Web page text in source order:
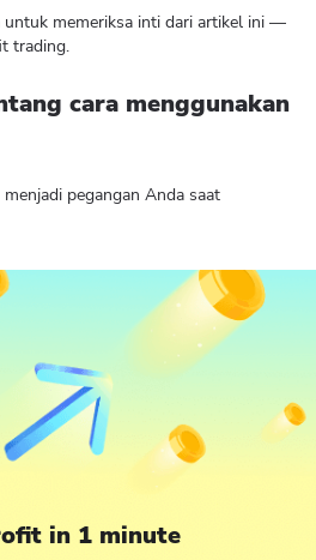
untuk memeriksa inti dari artikel ini —
trading.
cara menggunakan
pegangan Anda saat
in 1 minute